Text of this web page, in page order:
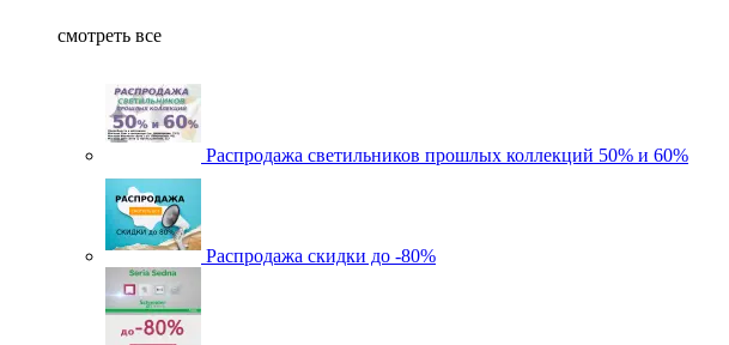
смотреть все
Распродажа светильников прошлых коллекций 50% и 60%
Распродажа скидки до -80%